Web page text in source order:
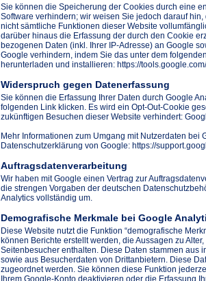
Sie können die Speicherung der Cookies durch eine
Software verhindern; wir weisen Sie jedoch darauf
nicht sämtliche Funktionen dieser Website
darüber hinaus die Erfassung der durch den Cookie
bezogenen Daten (inkl. Ihrer IP-Adresse) an Google
Google verhindern, indem Sie das unter dem
herunterladen und installieren: https://
Widerspruch gegen Datenerfassung
Sie können die Erfassung Ihrer Daten durch Google
folgenden Link klicken. Es wird ein Opt-Out-Cookie
zukünftigen Besuchen dieser Website verhindert:
Mehr Informationen zum Umgang mit Nutzerdaten bei
Datenschutzerklärung von Google: https://
Auftragsdatenverarbeitung
Wir haben mit Google einen Vertrag zur
die strengen Vorgaben der deutschen
Analytics vollständig um.
Demografische Merkmale bei Google
Diese Website nutzt die Funktion “demografische
können Berichte erstellt werden, die Aussagen zu
Seitenbesucher enthalten. Diese Daten stammen aus
sowie aus Besucherdaten von Drittanbietern. Diese
zugeordnet werden. Sie können diese Funktion
Ihrem Google-Konto deaktivieren oder die Erfassung